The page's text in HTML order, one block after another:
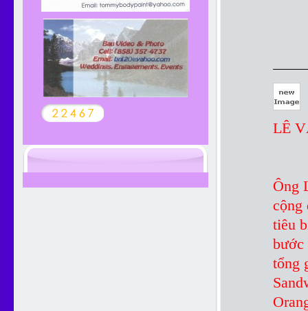
LÊ
Ông
cộng
tiêu
bước
tổng